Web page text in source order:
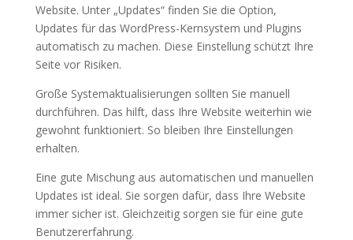
Website. Unter „Updates“ finden Sie die Option,
Updates für das WordPress-Kernsystem und Plugins
automatisch zu machen. Diese Einstellung schützt Ihre
Seite vor Risiken.
Große Systemaktualisierungen sollten Sie manuell
durchführen. Das hilft, dass Ihre Website weiterhin wie
gewohnt funktioniert. So bleiben Ihre Einstellungen
erhalten.
Eine gute Mischung aus automatischen und manuellen
Updates ist ideal. Sie sorgen dafür, dass Ihre Website
immer sicher ist. Gleichzeitig sorgen sie für eine gute
Benutzererfahrung.